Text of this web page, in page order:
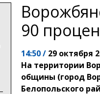
90
14:50 / 29 октября
На территории
общины (город
Белопольского